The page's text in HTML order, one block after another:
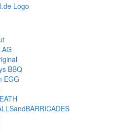
BBQ
EGG